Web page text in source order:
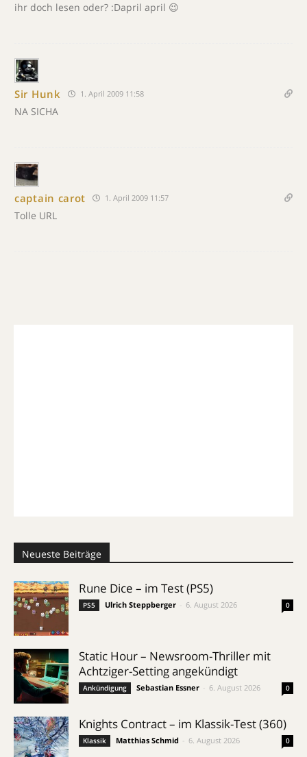
ihr doch lesen oder? :Dapril april 😉
Sir Hunk 1. April 2009 11:58
NA SICHA
captain carot 1. April 2009 11:57
Tolle URL
Neueste Beiträge
Rune Dice – im Test (PS5)
PS5 Ulrich Steppberger 6. August 2026 0
Static Hour – Newsroom-Thriller mit
Achtziger-Setting angekündigt
Ankündigung Sebastian Essner 6. August 2026 0
Knights Contract – im Klassik-Test (360)
Klassik Matthias Schmid 6. August 2026 0